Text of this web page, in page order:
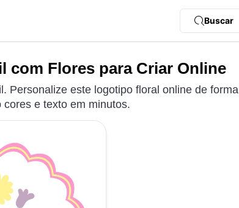
Buscar
com Flores para Criar Online
Personalize este logotipo floral online de forma
e texto em minutos.